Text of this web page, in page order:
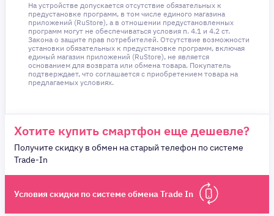
На устройстве допускается отсутствие обязательных к
предустановке программ, в том числе единого магазина
приложений (RuStore), а в отношении предустановленных
программ могут не обеспечиваться условия п. 4.1 и 4.2 ст.
Закона о защите прав потребителей. Отсутствие возможности
установки обязательных к предустановке программ, включая
единый магазин приложений (RuStore), не является
основанием для возврата или обмена товара. Покупатель
подтверждает, что соглашается с приобретением товара на
предлагаемых условиях.
Хотите купить смартфон еще дешевле?
Получите скидку в обмен на старый телефон по системе
Trade-In
Условия скидки по системе обмена Trade In